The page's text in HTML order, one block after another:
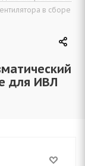
в сборе
для ИВЛ